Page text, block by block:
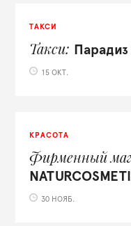
ТАКСИ
Такси
15 ОКТ.
КРАСОТА
Фирменный
30 НОЯБ.